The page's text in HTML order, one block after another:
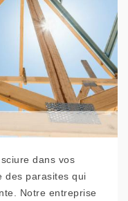
dans vos
des parasites qui
Notre entreprise